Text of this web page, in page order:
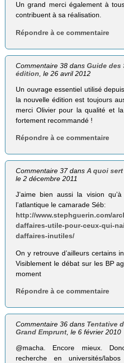
Un grand merci également à
contribuent à sa réalisation.
Répondre à ce commentaire
Commentaire 38 dansGuide des
édition , le 26 avril 2012
Un ouvrage essentiel utilisé
la nouvelle édition est toujours
merci Olivier pour la qualité et
fortement recommandé !
Répondre à ce commentaire
Commentaire 37 dansA quoi
le 2 décembre 2011
J’aime bien aussi la vision
l’atlantique le camarade Séb:
http://www.stephguerin.com/
daffaires-utile-pour-ceux-qui-
daffaires-inutiles/
On y retrouve d’ailleurs certains
Visiblement le débat sur les BP
moment
Répondre à ce commentaire
Commentaire 36 dans Tentative
Grand Emprunt , le 6 février 2010
@macha. Encore mieux.
recherche en universités/